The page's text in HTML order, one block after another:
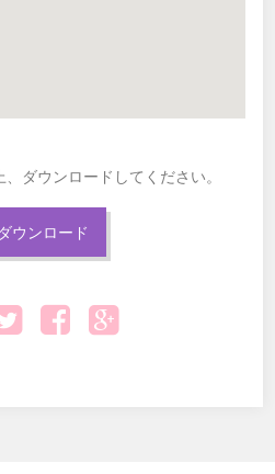
ダウンロードしてください。
ダウンロード